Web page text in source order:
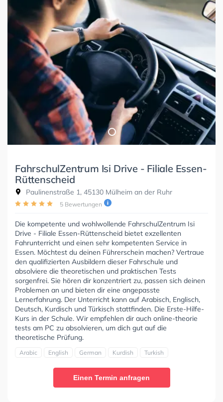
FahrschulZentrum Isi Drive - Filiale Essen-
Rüttenscheid
Paulinenstraße 1, 45130 Mülheim an der Ruhr
5 Bewertungen
Die kompetente und wohlwollende FahrschulZentrum Isi
Drive - Filiale Essen-Rüttenscheid bietet exzellenten
Fahrunterricht und einen sehr kompetenten Service in
Essen. Möchtest du deinen Führerschein machen? Vertraue
den qualifizierten Ausbildern dieser Fahrschule und
absolviere die theoretischen und praktischen Tests
sorgenfrei. Sie hören dir konzentriert zu, passen sich deinen
Problemen an und bieten dir eine angepasste
Lernerfahrung. Der Unterricht kann auf Arabisch, Englisch,
Deutsch, Kurdisch und Türkisch stattfinden. Die Erste-Hilfe-
Kurs in der Schule. Wir empfehlen dir auch online-theorie
tests am PC zu absolvieren, um dich gut auf die
theoretische Prüfung.
Arabic English German Kurdish Turkish
Einen Termin anfragen